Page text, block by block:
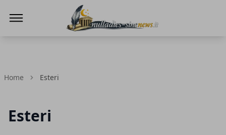
Home Esteri
Esteri